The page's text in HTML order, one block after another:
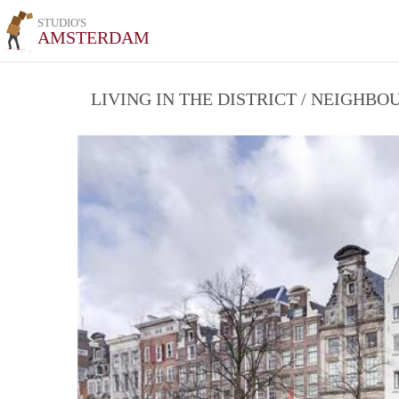
STUDIO'S
AMSTERDAM
LIVING IN THE DISTRICT /